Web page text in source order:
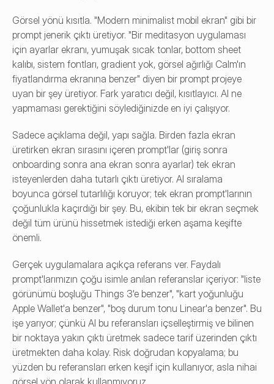
Görsel yönü kısıtla. "Modern minimalist mobil ekran" gibi bir
prompt jenerik çıktı üretiyor. "Bir meditasyon uygulaması
için ayarlar ekranı, yumuşak sıcak tonlar, bottom sheet
kalıbı, sistem fontları, gradient yok, görsel ağırlığı Calm'ın
fiyatlandırma ekranına benzer" diyen bir prompt projeye
uyan bir şey üretiyor. Fark yaratıcı değil, kısıtlayıcı. AI ne
yapmaması gerektiğini söylediğinizde en iyi çalışıyor.
Sadece açıklama değil, yapı sağla. Birden fazla ekran
üretirken ekran sırasını içeren prompt'lar (giriş sonra
onboarding sonra ana ekran sonra ayarlar) tek ekran
isteyenlerden daha tutarlı çıktı üretiyor. AI sıralama
boyunca görsel tutarlılığı koruyor; tek ekran prompt'larının
çoğunlukla kaçırdığı bir şey. Bu, ekibin tek bir ekran seçmek
değil tüm ürünü hissetmek istediği erken aşama keşifte
önemli.
Gerçek uygulamalara açıkça referans ver. Faydalı
prompt'larımızın çoğu isimle anılan referanslar içeriyor: "liste
görünümü boşluğu Things 3'e benzer", "kart yoğunluğu
Apple Wallet'a benzer", "boş durum tonu Linear'a benzer". Bu
işe yarıyor; çünkü AI bu referansları içselleştirmiş ve bilinen
bir noktaya yakın çıktı üretmek sadece tarif üzerinden çıktı
üretmekten daha kolay. Risk doğrudan kopyalama; bu
yüzden bu referansları erken keşif için kullanıyor, asla nihai
görsel yön olarak kullanmıyoruz.